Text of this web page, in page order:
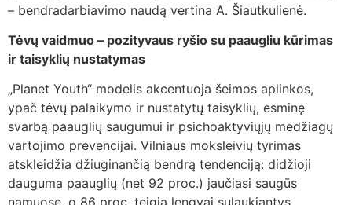
– bendradarbiavimo naudą vertina A. Šiautkulienė.
Tėvų vaidmuo – pozityvaus ryšio su paaugliu kūrimas
ir taisyklių nustatymas
„Planet Youth“ modelis akcentuoja šeimos aplinkos,
ypač tėvų palaikymo ir nustatytų taisyklių, esminę
svarbą paauglių saugumui ir psichoaktyviųjų medžiagų
vartojimo prevencijai. Vilniaus moksleivių tyrimas
atskleidžia džiuginančią bendrą tendenciją: didžioji
dauguma paauglių (net 92 proc.) jaučiasi saugūs